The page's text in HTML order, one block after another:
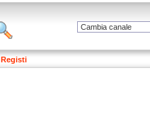
Registi